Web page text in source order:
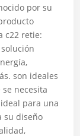
por su
c22 retie:
son ideales
necesita
para una
su diseño